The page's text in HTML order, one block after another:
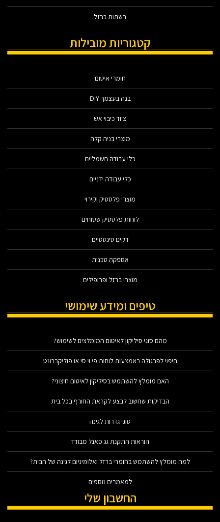
רשתות ברזל
קטגוריות מובילות
חומרי איטום
בנה בעצמך DIY
ציוד כיבוי אש
מוצרי בניה קלה
כלי עבודה חשמליים
כלי עבודה ידניים
מוצרי פלסטיק וקירוי
לוחות פלסטיק שטוחים
דקים סינטטיים
אספקה טכנית
מוצרי ברזל ופרופילים
טיפים ומידע שימושי
מהם סוגי סיליקון לאיטום המומלצים לשימוש?
חיפוי לפרגולה באמצעות לוחות פי וי סי או פוליקרבונט
האם מומלץ להשתמש בסיליקון לאיטום חיצוני?
הבדיקות שחשוב לבצע לקראת החורף בכל בית
סוגי גדרות לגינה
הוראות התקנת גג פאנל מבודד
למה מומלץ להשתמש בחומרי ברזל ואלומיניום לגינה של הבית?
למאמרים נוספים
החשבון שלי